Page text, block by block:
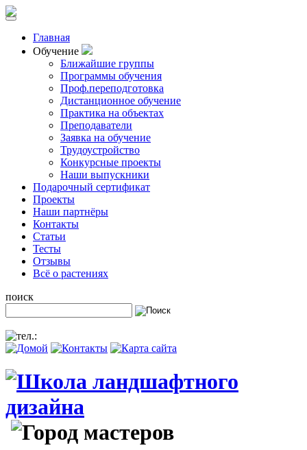
Главная
Обучение
Ближайшие группы
Программы обучения
Проф.переподготовка
Дистанционное обучение
Практика на объектах
Преподаватели
Заявка на обучение
Трудоустройство
Конкурсные проекты
Наши выпускники
Подарочный сертификат
Проекты
Наши партнёры
Контакты
Статьи
Тесты
Отзывы
Всё о растениях
поиск